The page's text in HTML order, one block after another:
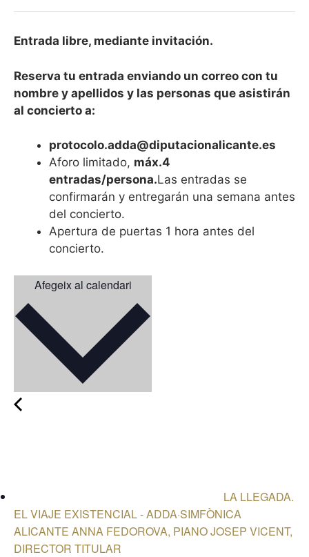
Entrada libre, mediante invitación.
Reserva tu entrada enviando un correo con tu
nombre y apellidos y las personas que asistirán
al concierto a:
protocolo.adda@diputacionalicante.es
Aforo limitado, máx.4
entradas/persona.Las entradas se
confirmarán y entregarán una semana antes
del concierto.
Apertura de puertas 1 hora antes del
concierto.
LA LLEGADA.
EL VIAJE EXISTENCIAL - ADDA·SIMFÒNICA
ALICANTE ANNA FEDOROVA, PIANO JOSEP VICENT,
DIRECTOR TITULAR